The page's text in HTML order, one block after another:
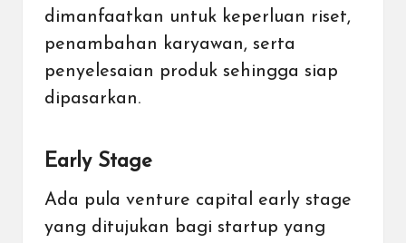
dimanfaatkan untuk keperluan riset,
penambahan karyawan, serta
penyelesaian produk sehingga siap
dipasarkan.
Early Stage
Ada pula venture capital early stage
yang ditujukan bagi startup yang